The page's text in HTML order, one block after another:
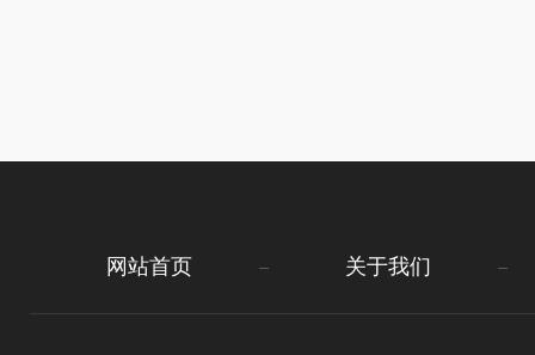
网站首页 关于我们